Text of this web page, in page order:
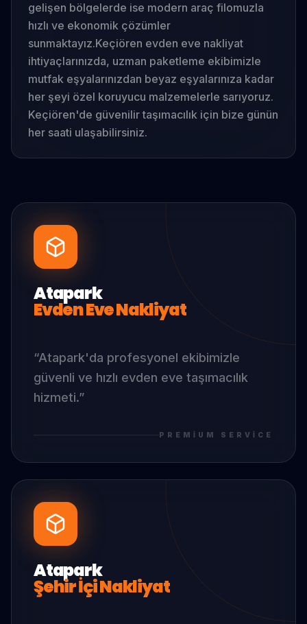
gelişen bölgelerde ise modern araç filomuzla
hızlı ve ekonomik çözümler
sunmaktayız.Keçiören evden eve nakliyat
ihtiyaçlarınızda, uzman paketleme ekibimizle
mutfak eşyalarınızdan beyaz eşyalarınıza kadar
her şeyi özel koruyucu malzemelerle sarıyoruz.
Keçiören'de güvenilir taşımacılık için bize günün
her saati ulaşabilirsiniz.
Atapark
Evden Eve Nakliyat
“Atapark'da profesyonel ekibimizle
güvenli ve hızlı evden eve taşımacılık
hizmeti.”
PREMIUM SERVICE
Atapark
Şehir İçi Nakliyat